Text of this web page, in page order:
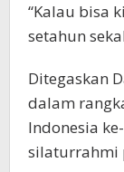
“Kalau bisa
setahun
Ditegaskan
dalam
Indonesia
silaturrahmi